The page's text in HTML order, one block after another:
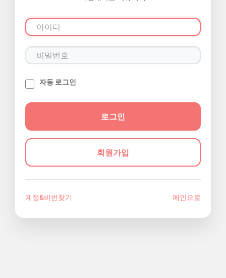
자동 로그인
회원가입
계정&비번찾기 메인으로